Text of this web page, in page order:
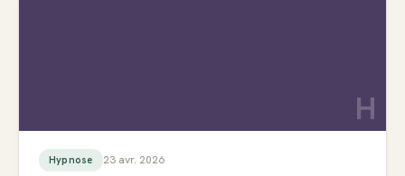
H
Hypnose 23 avr. 2026